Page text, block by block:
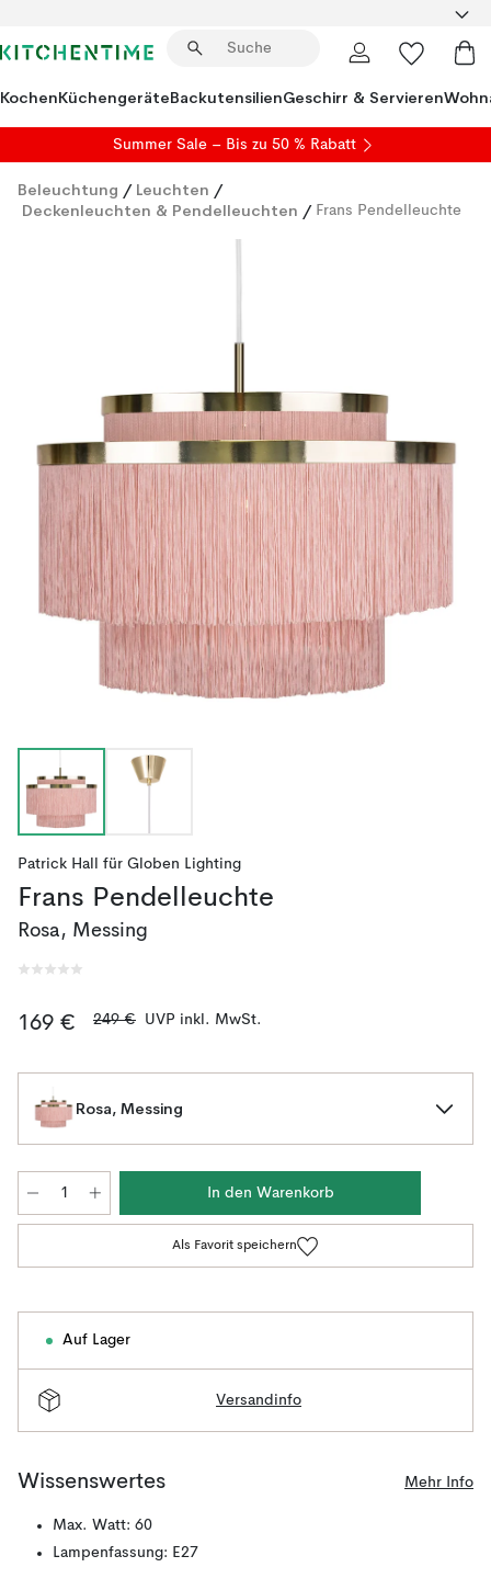
KochenKüchengeräteBackutensilienGeschirr & Servieren
Summer Sale – Bis zu 50 % Rabatt
Beleuchtung / Leuchten /
Deckenleuchten & Pendelleuchten / Frans Pendelleuchte
Patrick Hall für Globen Lighting
Frans Pendelleuchte
Rosa, Messing
169 € 249 € UVP inkl. MwSt.
Rosa, Messing
In den Warenkorb
Als Favorit speichern
Auf Lager
Versandinfo
Wissenswertes Mehr Info
Max. Watt: 60
Lampenfassung: E27